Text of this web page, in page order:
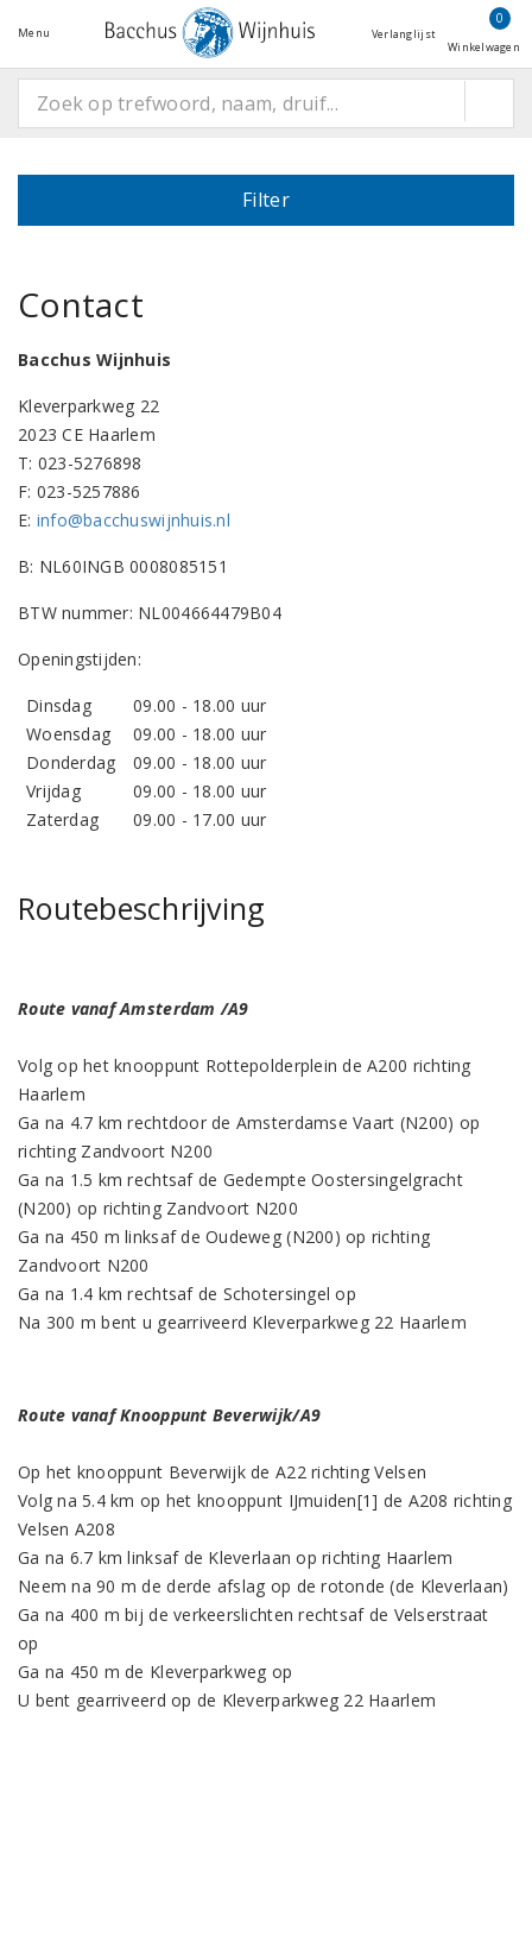
Menu Verlanglijst
0
Winkelwagen
Filter
Contact
Bacchus Wijnhuis
Kleverparkweg 22
2023 CE Haarlem
T: 023-5276898
F: 023-5257886
E: info@bacchuswijnhuis.nl
B: NL60INGB 0008085151
BTW nummer: NL004664479B04
Openingstijden:
Dinsdag
09.00 - 18.00 uur
Woensdag
09.00 - 18.00 uur
Donderdag
09.00 - 18.00 uur
Vrijdag
09.00 - 18.00 uur
Zaterdag
09.00 - 17.00 uur
Routebeschrijving
Route vanaf Amsterdam /A9
Volg op het knooppunt Rottepolderplein de A200 richting
Haarlem
Ga na 4.7 km rechtdoor de Amsterdamse Vaart (N200) op
richting Zandvoort N200
Ga na 1.5 km rechtsaf de Gedempte Oostersingelgracht
(N200) op richting Zandvoort N200
Ga na 450 m linksaf de Oudeweg (N200) op richting
Zandvoort N200
Ga na 1.4 km rechtsaf de Schotersingel op
Na 300 m bent u gearriveerd Kleverparkweg 22 Haarlem
Route vanaf Knooppunt Beverwijk/A9
Op het knooppunt Beverwijk de A22 richting Velsen
Volg na 5.4 km op het knooppunt IJmuiden[1] de A208 richting
Velsen A208
Ga na 6.7 km linksaf de Kleverlaan op richting Haarlem
Neem na 90 m de derde afslag op de rotonde (de Kleverlaan)
Ga na 400 m bij de verkeerslichten rechtsaf de Velserstraat
op
Ga na 450 m de Kleverparkweg op
U bent gearriveerd op de Kleverparkweg 22 Haarlem